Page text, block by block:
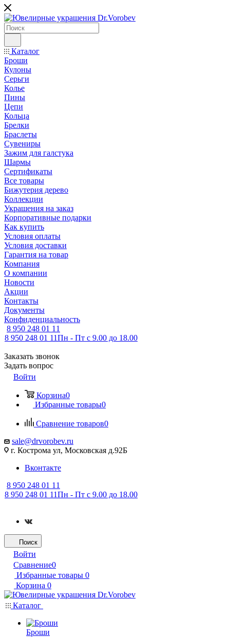
Каталог
Броши
Кулоны
Серьги
Колье
Пины
Цепи
Кольца
Брелки
Браслеты
Сувениры
Зажим для галстука
Шармы
Сертификаты
Все товары
Бижутерия дерево
Коллекции
Украшения на заказ
Корпоративные подарки
Как купить
Условия оплаты
Условия доставки
Гарантия на товар
Компания
О компании
Новости
Акции
Контакты
Документы
Конфиденциальность
8 950 248 01 11
8 950 248 01 11Пн - Пт с 9.00 до 18.00
Заказать звонок
Задать вопрос
Войти
Корзина0
Избранные товары0
Сравнение товаров0
sale@drvorobev.ru
г. Кострома ул, Московская д.92Б
Вконтакте
8 950 248 01 11
8 950 248 01 11Пн - Пт с 9.00 до 18.00
Поиск
Войти
Сравнение0
Избранные товары 0
Корзина 0
Каталог
Броши